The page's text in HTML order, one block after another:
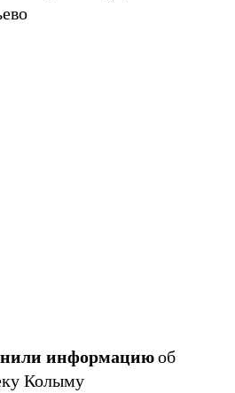
информациюоб
Колыму